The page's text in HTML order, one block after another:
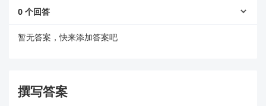
蓝牙或网络配置问题
持、信号弱等）。
解决方法
0 个回答
暂无答案，快来添加答案吧
撰写答案